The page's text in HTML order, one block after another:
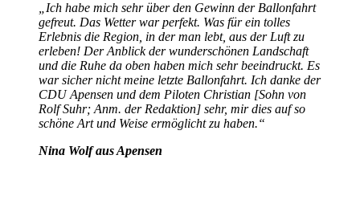
„Ich habe mich sehr über den Gewinn der Ballonfahrt
gefreut. Das Wetter war perfekt. Was für ein tolles
Erlebnis die Region, in der man lebt, aus der Luft zu
erleben! Der Anblick der wunderschönen Landschaft
und die Ruhe da oben haben mich sehr beeindruckt. Es
war sicher nicht meine letzte Ballonfahrt. Ich danke der
CDU Apensen und dem Piloten Christian [Sohn von
Rolf Suhr; Anm. der Redaktion] sehr, mir dies auf so
schöne Art und Weise ermöglicht zu haben.“
Nina Wolf aus Apensen